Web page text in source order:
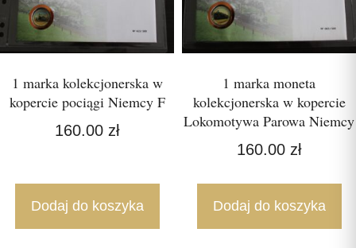
1 marka kolekcjonerska w
kopercie pociągi Niemcy F
160.00 zł
Dodaj do koszyka
1 marka moneta
kolekcjonerska w kopercie
Lokomotywa Parowa Niemcy
160.00 zł
Dodaj do koszyka